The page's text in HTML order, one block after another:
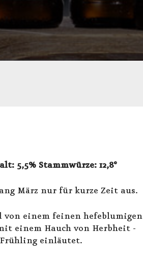
5,5% Stammwürze: 12,8°
März nur für kurze Zeit aus.
von einem feinen hefeblumigen
einem Hauch von Herbheit -
einläutet.